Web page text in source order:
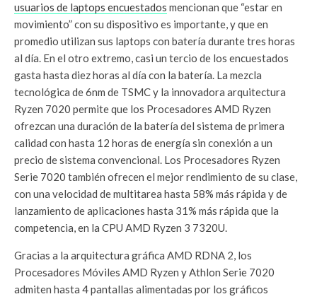
usuarios de laptops encuestados mencionan que “estar en
movimiento” con su dispositivo es importante, y que en
promedio utilizan sus laptops con batería durante tres horas
al día. En el otro extremo, casi un tercio de los encuestados
gasta hasta diez horas al día con la batería. La mezcla
tecnológica de 6nm de TSMC y la innovadora arquitectura
Ryzen 7020 permite que los Procesadores AMD Ryzen
ofrezcan una duración de la batería del sistema de primera
calidad con hasta 12 horas de energía sin conexión a un
precio de sistema convencional. Los Procesadores Ryzen
Serie 7020 también ofrecen el mejor rendimiento de su clase,
con una velocidad de multitarea hasta 58% más rápida y de
lanzamiento de aplicaciones hasta 31% más rápida que la
competencia, en la CPU AMD Ryzen 3 7320U.
Gracias a la arquitectura gráfica AMD RDNA 2, los
Procesadores Móviles AMD Ryzen y Athlon Serie 7020
admiten hasta 4 pantallas alimentadas por los gráficos